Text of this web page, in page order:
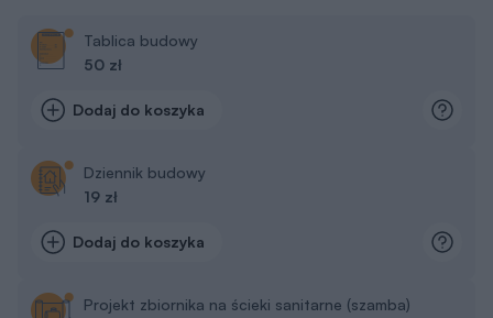
Tablica budowy
50 zł
Dodaj do koszyka
Dziennik budowy
19 zł
Dodaj do koszyka
Projekt zbiornika na ścieki sanitarne (szamba)